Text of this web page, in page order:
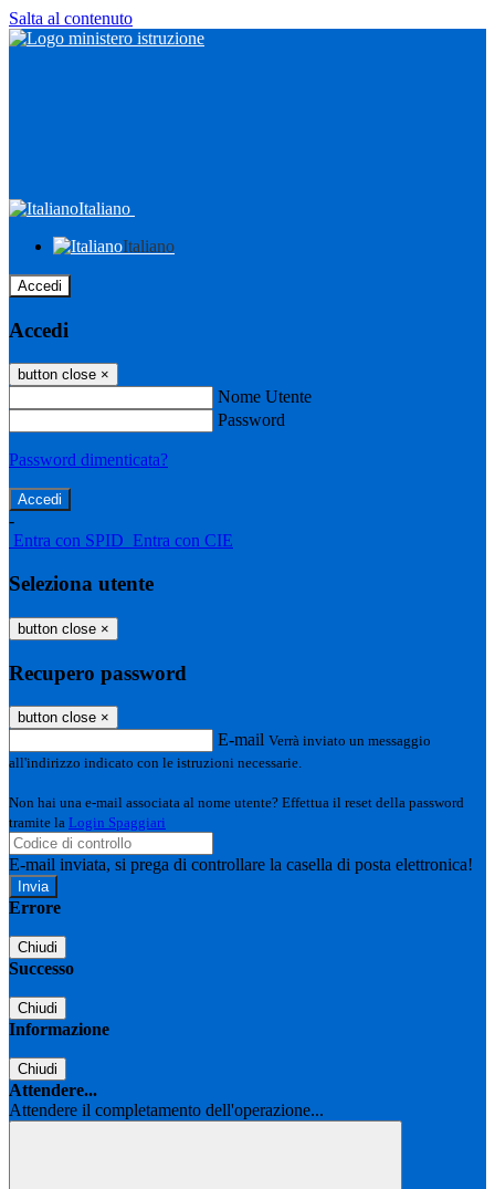
Salta al contenuto
Italiano
Italiano
Accedi
Accedi
button close ×
Nome Utente
Password
Password dimenticata?
-
Entra con SPID Entra con CIE
Seleziona utente
button close ×
Recupero password
button close ×
E-mail Verrà inviato un messaggio
all'indirizzo indicato con le istruzioni necessarie.
Non hai una e-mail associata al nome utente? Effettua il reset della password
tramite la Login Spaggiari
E-mail inviata, si prega di controllare la casella di posta elettronica!
Errore
Chiudi
Successo
Chiudi
Informazione
Chiudi
Attendere...
Attendere il completamento dell'operazione...